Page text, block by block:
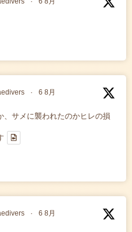
· 6 8月
、サメに襲われたのかヒレの損
· 6 8月